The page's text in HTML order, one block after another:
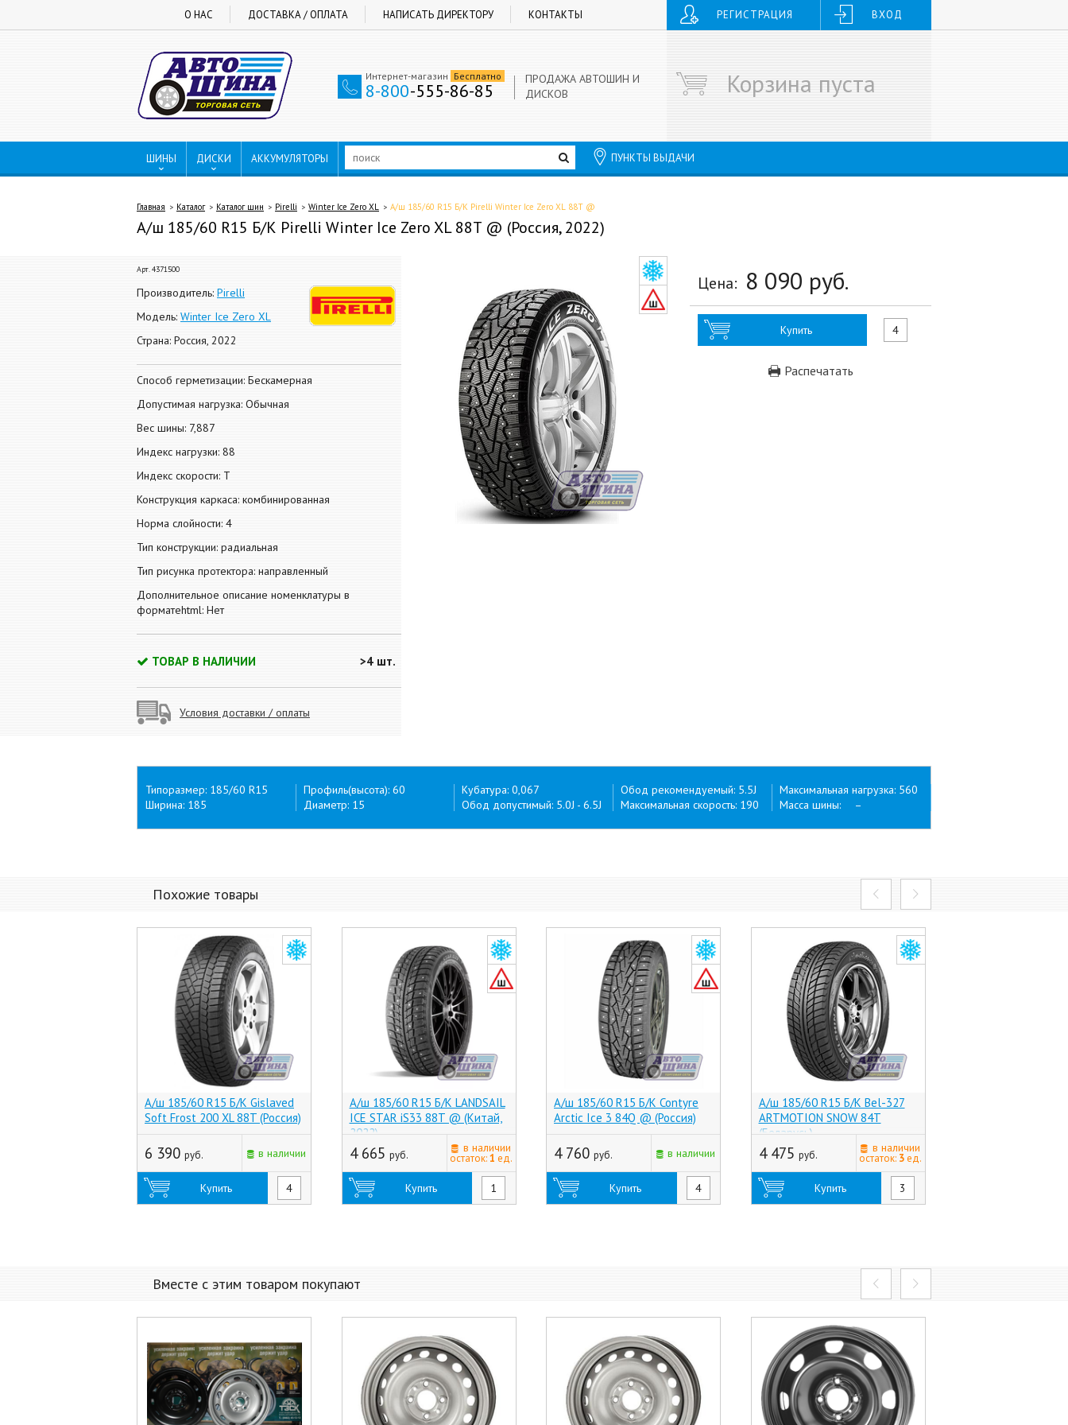
О НАС ДОСТАВКА / ОПЛАТА НАПИСАТЬ ДИРЕКТОРУ КОНТАКТЫ РЕГИСТРАЦИЯ ВХОД
Интернет-магазин Бесплатно
8-800-555-86-85
ПРОДАЖА АВТОШИН И
ДИСКОВ
Корзина пуста
ШИНЫ ДИСКИ АККУМУЛЯТОРЫ ПУНКТЫ ВЫДАЧИ
Главная Каталог Каталог шин Pirelli Winter Ice Zero XL А/ш 185/60 R15 Б/К Pirelli Winter Ice Zero XL 88T @
А/ш 185/60 R15 Б/К Pirelli Winter Ice Zero XL 88T @ (Россия, 2022)
Арт. 4371500
Производитель: Pirelli
Модель: Winter Ice Zero XL
Страна: Россия, 2022
Способ герметизации: Бескамерная
Допустимая нагрузка: Обычная
Вес шины: 7,887
Индекс нагрузки: 88
Индекс скорости: T
Конструкция каркаса: комбинированная
Норма слойности: 4
Тип конструкции: радиальная
Тип рисунка протектора: направленный
Дополнительное описание номенклатуры в
форматеhtml: Нет
ТОВАР В НАЛИЧИИ >4 шт.
Условия доставки / оплаты
Цена: 8 090 руб.
Купить
Распечатать
Типоразмер: 185/60 R15
Ширина: 185
Профиль(высота): 60
Диаметр: 15
Кубатура: 0,067
Обод допустимый: 5.0J - 6.5J
Обод рекомендуемый: 5.5J
Максимальная скорость: 190
Максимальная нагрузка: 560
Масса шины: –
Похожие товары
А/ш 185/60 R15 Б/К Gislaved
Soft Frost 200 XL 88T (Россия)
6 390 руб. в наличии
Купить
А/ш 185/60 R15 Б/К LANDSAIL
ICE STAR iS33 88T @ (Китай,
2022)
4 665 руб.
в наличии
остаток:1 ед.
Купить
А/ш 185/60 R15 Б/К Contyre
Arctic Ice 3 84Q @ (Россия)
4 760 руб. в наличии
Купить
А/ш 185/60 R15 Б/К Bel-327
ARTMOTION SNOW 84T
(Беларусь)
4 475 руб.
в наличии
остаток: 3ед.
Купить
Вместе с этим товаром покупают